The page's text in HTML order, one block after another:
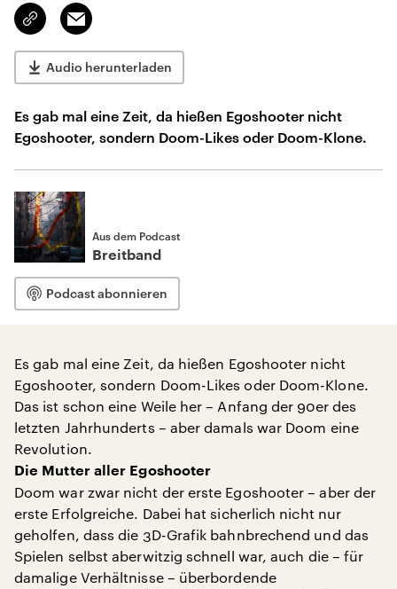
Link
kopieren/teilen
Email
Audio herunterladen
Es gab mal eine Zeit, da hießen Egoshooter nicht
Egoshooter, sondern Doom-Likes oder Doom-Klone.
Aus dem Podcast
Breitband
Podcast abonnieren
Es gab mal eine Zeit, da hießen Egoshooter nicht
Egoshooter, sondern Doom-Likes oder Doom-Klone.
Das ist schon eine Weile her – Anfang der 90er des
letzten Jahrhunderts – aber damals war Doom eine
Revolution.
Die Mutter aller Egoshooter
Doom war zwar nicht der erste Egoshooter – aber der
erste Erfolgreiche. Dabei hat sicherlich nicht nur
geholfen, dass die 3D-Grafik bahnbrechend und das
Spielen selbst aberwitzig schnell war, auch die – für
damalige Verhältnisse – überbordende